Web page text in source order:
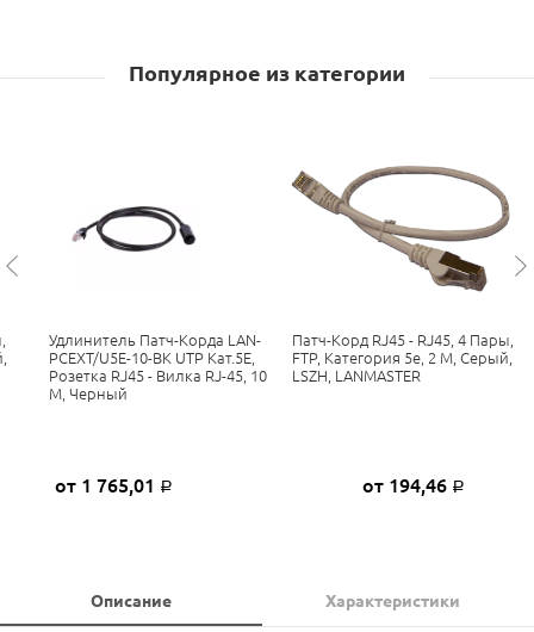
Популярное из категории
Удлинитель Патч-Корда LAN-
PCEXT/U5E-10-BK UTP Кат.5E,
Розетка RJ45 - Вилка RJ-45, 10
М, Черный
от 1 765,01 Р
Патч-Корд RJ45 - RJ45, 4 Пары,
FTP, Категория 5е, 2 М, Серый,
LSZH, LANMASTER
от 194,46 Р
Описание Характеристики